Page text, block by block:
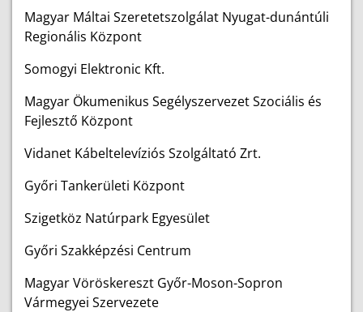
Magyar Máltai Szeretetszolgálat Nyugat-dunántúli
Regionális Központ
Somogyi Elektronic Kft.
Magyar Ökumenikus Segélyszervezet Szociális és
Fejlesztő Központ
Vidanet Kábeltelevíziós Szolgáltató Zrt.
Győri Tankerületi Központ
Szigetköz Natúrpark Egyesület
Győri Szakképzési Centrum
Magyar Vöröskereszt Győr-Moson-Sopron
Vármegyei Szervezete